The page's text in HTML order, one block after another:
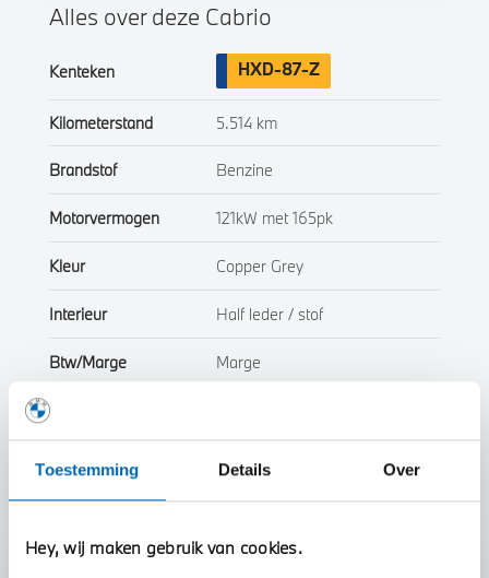
Toestemming Details Over
Hey, wij maken gebruik van cookies.
Alles over deze Cabrio
Kenteken HXD-87-Z
Kilometerstand 5.514 km
Brandstof Benzine
Motorvermogen 121kW met 165pk
Kleur Copper Grey
Interieur Half leder / stof
Btw/Marge Marge
Toon alle eigenschappen